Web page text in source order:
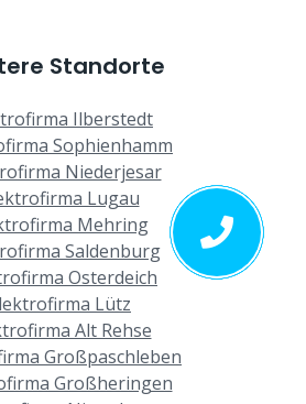
Standorte
Ilberstedt
Sophienhamm
Niederjesar
Lugau
Mehring
Saldenburg
Osterdeich
Lütz
Alt Rehse
Großpaschleben
Großheringen